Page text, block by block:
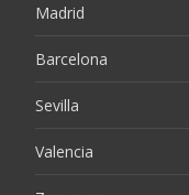
Madrid
Barcelona
Sevilla
Valencia